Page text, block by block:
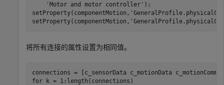
'Motor and motor controller' );
setProperty(componentMotion,
setProperty(componentMotion,
将所有连接的属性设置为相同值。
for k = 1:length(connections)